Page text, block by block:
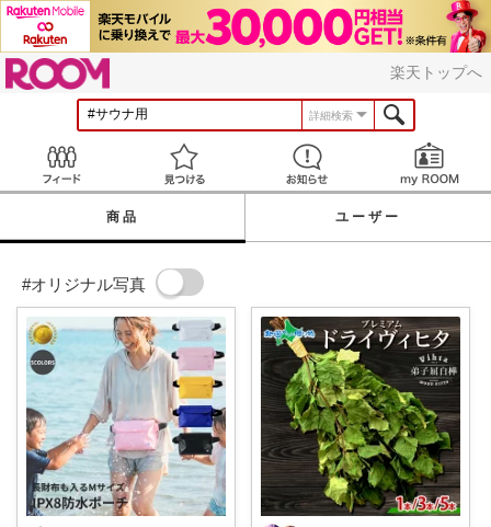
楽天トップへ
詳細検索
見つける お知らせ
商品 ユーザー
#オリジナル写真